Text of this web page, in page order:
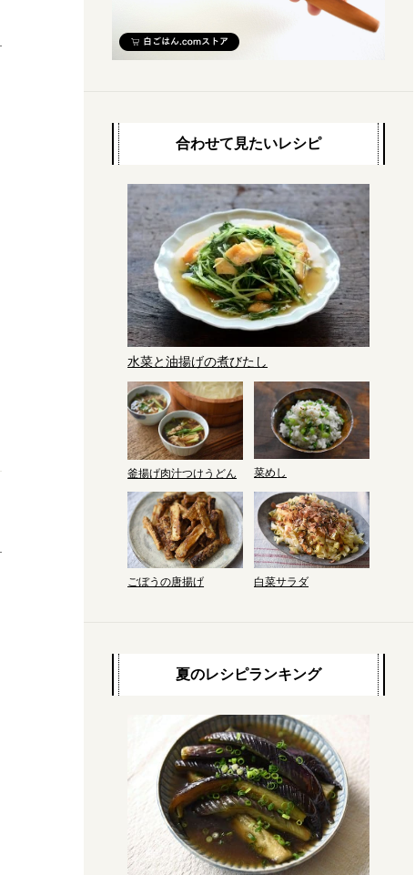
合わせて見たいレシピ
水菜と油揚げの煮びたし
釜揚げ肉汁つけうどん 菜めし
ごぼうの唐揚げ 白菜サラダ
夏のレシピランキング